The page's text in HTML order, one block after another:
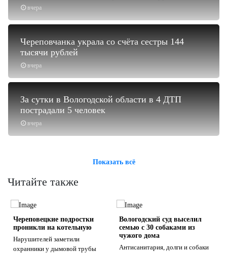
вчера
вчера
Череповчанка украла со счёта сестры 144
тысячи рублей
вчера
За сутки в Вологодской области в 4 ДТП
пострадали 5 человек
Показать всё
Читайте также
Череповецкие подростки
проникли на котельную
Нарушителей заметили
охранники у дымовой трубы
Вологодский суд выселил
семью с 30 собаками из
чужого дома
Антисанитария, долги и собаки